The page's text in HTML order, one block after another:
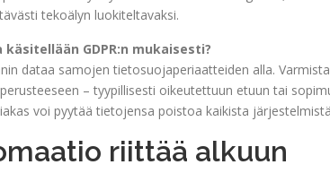
tekoälyn luokiteltavaksi.
GDPR:n mukaisesti?
dataa samojen tietosuojaperiaatteiden alla.
– tyypillisesti oikeutettuun etuun tai
voi pyytää tietojensa poistoa kaikista
riittää alkuun